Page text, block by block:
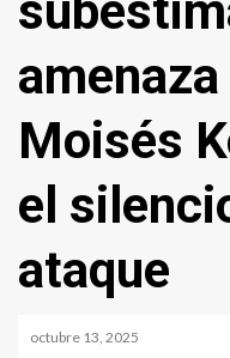
Moisés
el
ataque
octubre 13, 2025